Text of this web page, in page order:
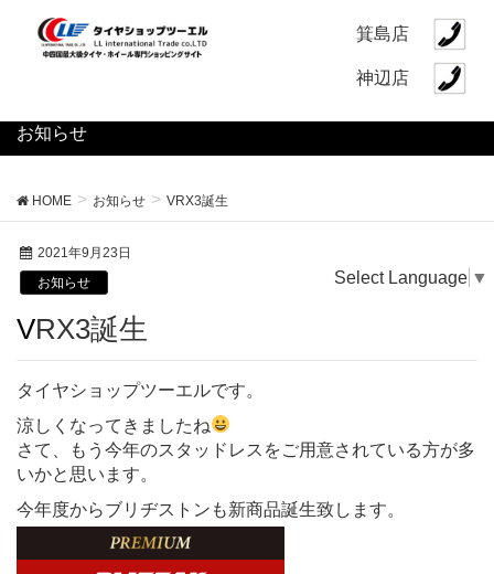
箕島店
神辺店
Select Language ▼
お知らせ
HOME お知らせ VRX3誕生
2021年9月23日
お知らせ
VRX3誕生
タイヤショップツーエルです。
涼しくなってきましたね
さて、もう今年のスタッドレスをご用意されている方が多
いかと思います。
今年度からブリヂストンも新商品誕生致します。